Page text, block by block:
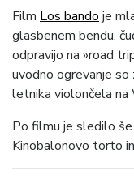
Film Los bando je
glasbenem bendu,
odpravijo na »road
uvodno ogrevanje
letnika violončela na
Po filmu je sledilo
Kinobalonovo torto